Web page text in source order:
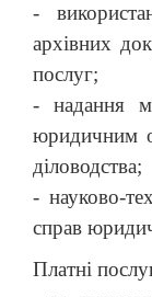
-
архівних
послуг;
- надання
юридичним
діловодства;
- науково-
справ
Платні